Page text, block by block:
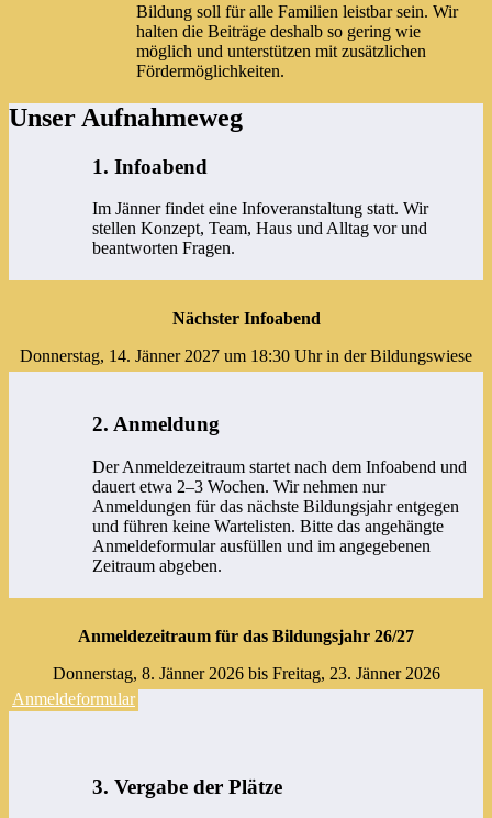
Bildung soll für alle Familien leistbar sein. Wir
halten die Beiträge deshalb so gering wie
möglich und unterstützen mit zusätzlichen
Fördermöglichkeiten.
Unser Aufnahmeweg
1. Infoabend
Im Jänner findet eine Infoveranstaltung statt. Wir
stellen Konzept, Team, Haus und Alltag vor und
beantworten Fragen.
Nächster Infoabend
Donnerstag, 14. Jänner 2027 um 18:30 Uhr in der Bildungswiese
2. Anmeldung
Der Anmeldezeitraum startet nach dem Infoabend und
dauert etwa 2–3 Wochen. Wir nehmen nur
Anmeldungen für das nächste Bildungsjahr entgegen
und führen keine Wartelisten. Bitte das angehängte
Anmeldeformular ausfüllen und im angegebenen
Zeitraum abgeben.
Anmeldezeitraum für das Bildungsjahr 26/27
Donnerstag, 8. Jänner 2026 bis Freitag, 23. Jänner 2026
Anmeldeformular
3. Vergabe der Plätze